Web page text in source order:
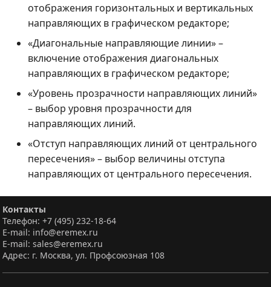
отображения горизонтальных и вертикальных
направляющих в графическом редакторе;
«Диагональные направляющие линии» –
включение отображения диагональных
направляющих в графическом редакторе;
«Уровень прозрачности направляющих линий»
– выбор уровня прозрачности для
направляющих линий.
«Отступ направляющих линий от центрального
пересечения» – выбор величины отступа
направляющих от центрального пересечения.
Контакты
Телефон: +7 (495) 232-18-64
E-mail: info@eremex.ru
E-mail: sales@eremex.ru
Адрес: г. Москва, ул. Профсоюзная 108